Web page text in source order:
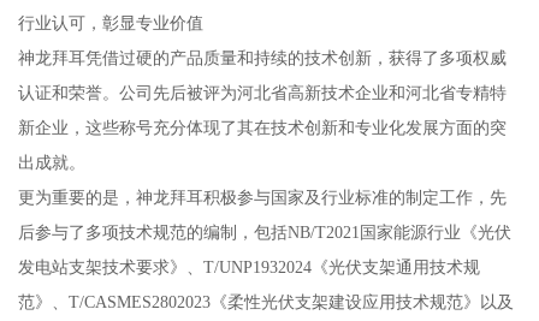
行业认可，彰显专业价值
神龙拜耳凭借过硬的产品质量和持续的技术创新，获得了多项权威
认证和荣誉。公司先后被评为河北省高新技术企业和河北省专精特
新企业，这些称号充分体现了其在技术创新和专业化发展方面的突
出成就。
更为重要的是，神龙拜耳积极参与国家及行业标准的制定工作，先
后参与了多项技术规范的编制，包括NB/T2021国家能源行业《光伏
发电站支架技术要求》、T/UNP1932024《光伏支架通用技术规
范》、T/CASMES2802023《柔性光伏支架建设应用技术规范》以及